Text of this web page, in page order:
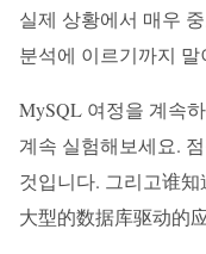
실제 상황에서 매우
분석에 이르기까지 말
MySQL 여정을 계속
계속 실험해보세요.
것입니다. 그리고谁
大型的数据库驱动的